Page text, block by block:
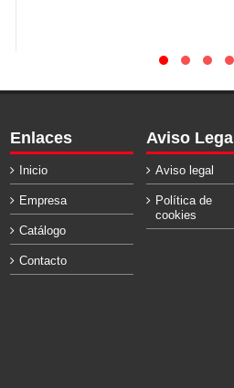
Enlaces
Inicio
Empresa
Catálogo
Contacto
Aviso Legal
Aviso legal
Política de
cookies